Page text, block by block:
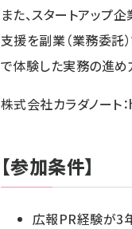
また、スタートアップ
支援を副業（業務委託
で体験した実務の進め
株式会社カラダノート：
【参加条件】
広報PR経験が3